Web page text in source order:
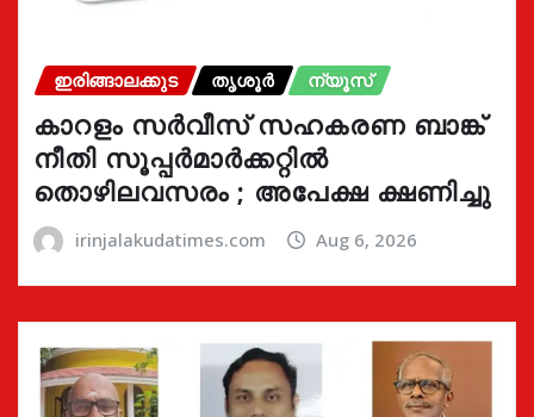
ഇരിങ്ങാലക്കുട തൃശൂർ ന്യൂസ്
കാറളം സർവീസ് സഹകരണ ബാങ്ക്
നീതി സൂപ്പർമാർക്കറ്റിൽ
തൊഴിലവസരം ; അപേക്ഷ ക്ഷണിച്ചു
irinjalakudatimes.com Aug 6, 2026